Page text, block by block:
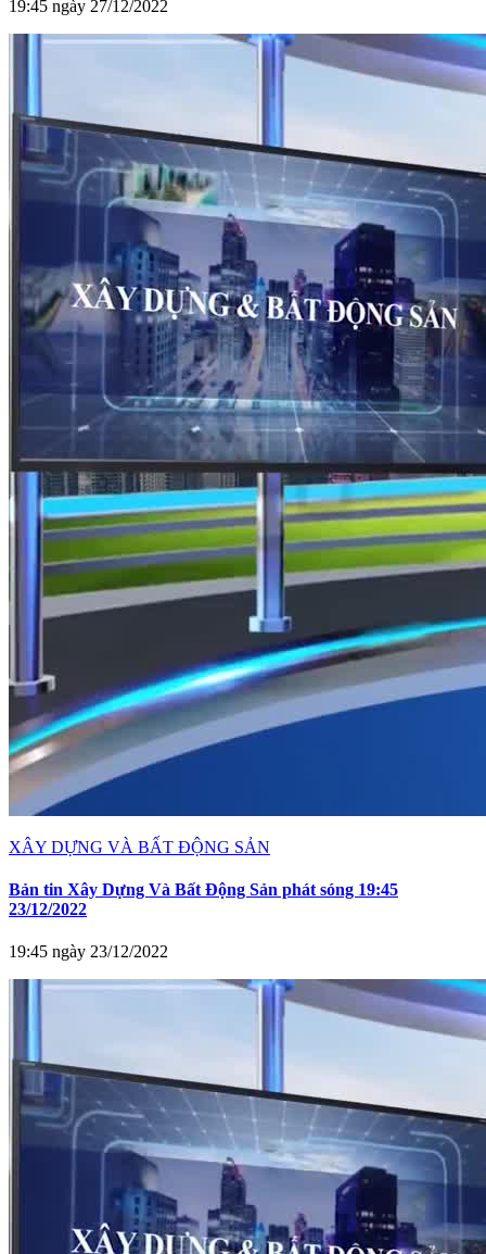
19:45 ngày 27/12/2022
XÂY DỰNG VÀ BẤT ĐỘNG SẢN
Bản tin Xây Dựng Và Bất Động Sản phát sóng 19:45
23/12/2022
19:45 ngày 23/12/2022